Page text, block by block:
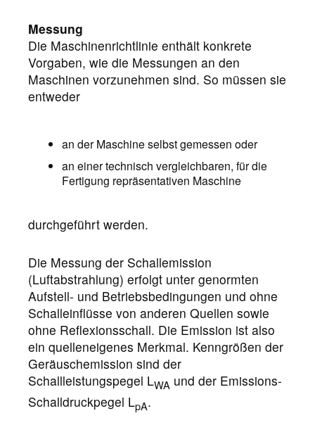
Messung
Die Maschinenrichtlinie enthält konkrete
Vorgaben, wie die Messungen an den
Maschinen vorzunehmen sind. So müssen sie
entweder
an der Maschine selbst gemessen oder
an einer technisch vergleichbaren, für die
Fertigung repräsentativen Maschine
durchgeführt werden.
Die Messung der Schallemission
(Luftabstrahlung) erfolgt unter genormten
Aufstell- und Betriebsbedingungen und ohne
Schalleinflüsse von anderen Quellen sowie
ohne Reflexionsschall. Die Emission ist also
ein quelleneigenes Merkmal. Kenngrößen der
Geräuschemission sind der
Schallleistungspegel LWA und der Emissions-
Schalldruckpegel LpA.